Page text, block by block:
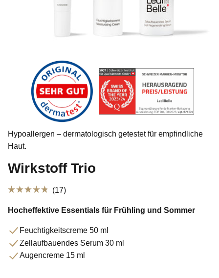
Tierwohl
Hypoallergen – dermatologisch getestet für empfindliche
Haut.
Wirkstoff Trio
4.9
von
Sternen
bewertet
17 Klicken,
zu
Hocheffektive Essentials für Frühling und Sommer
Feuchtigkeitscreme 50 ml
Zellaufbauendes Serum 30 ml
Augencreme 15 ml